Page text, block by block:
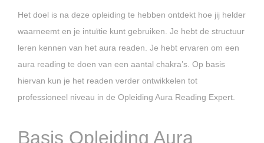
Het doel is na deze opleiding te hebben ontdekt hoe jij helder
waarneemt en je intuïtie kunt gebruiken. Je hebt de structuur
leren kennen van het aura readen. Je hebt ervaren om een
aura reading te doen van een aantal chakra’s. Op basis
hiervan kun je het readen verder ontwikkelen tot
professioneel niveau in de Opleiding Aura Reading Expert.
Basis Opleiding Aura